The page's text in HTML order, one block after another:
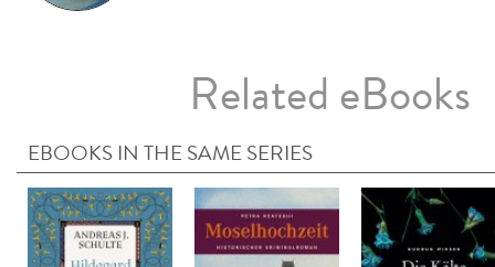
Related eBooks
EBOOKS IN THE SAME SERIES